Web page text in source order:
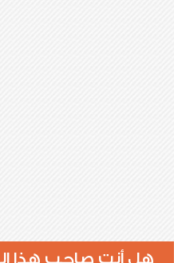
هل أنت صاحب هذا